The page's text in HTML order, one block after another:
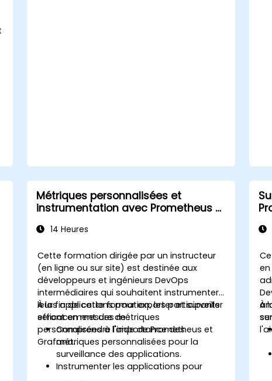
Métriques personnalisées et
instrumentation avec Prometheus et
14 Heures
Cette formation dirigée par un instructeur
(en ligne ou sur site) est destinée aux
développeurs et ingénieurs DevOps
intermédiaires qui souhaitent instrumenter
leurs applications pour exporter et surveiller
efficacement des métriques
personnalisées à l'aide de Prometheus et
Grafana.
À la fin de cette formation, les participants
seront en mesure de :
Comprendre l'importance des
métriques personnalisées pour la
surveillance des applications.
Instrumenter les applications pour
À